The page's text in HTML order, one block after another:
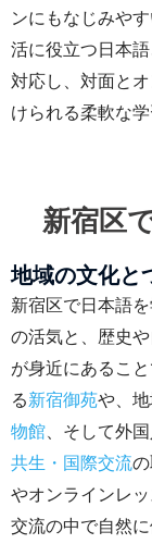
ンにもなじみや
活に役立つ日本
対応し、対面と
けられる柔軟な
新宿区
地域の文化と
新宿区で日本語
の活気と、歴史
が身近にあるこ
る新宿御苑や、
物館、そして外
共生・国際交流
やオンラインレ
交流の中で自然